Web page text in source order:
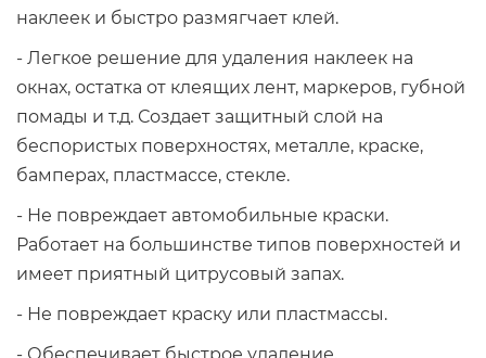
наклеек и быстро размягчает клей.
- Легкое решение для удаления наклеек на
окнах, остатка от клеящих лент, маркеров, губной
помады и т.д. Создает защитный слой на
беспористых поверхностях, металле, краске,
бамперах, пластмассе, стекле.
- Не повреждает автомобильные краски.
Работает на большинстве типов поверхностей и
имеет приятный цитрусовый запах.
- Не повреждает краску или пластмассы.